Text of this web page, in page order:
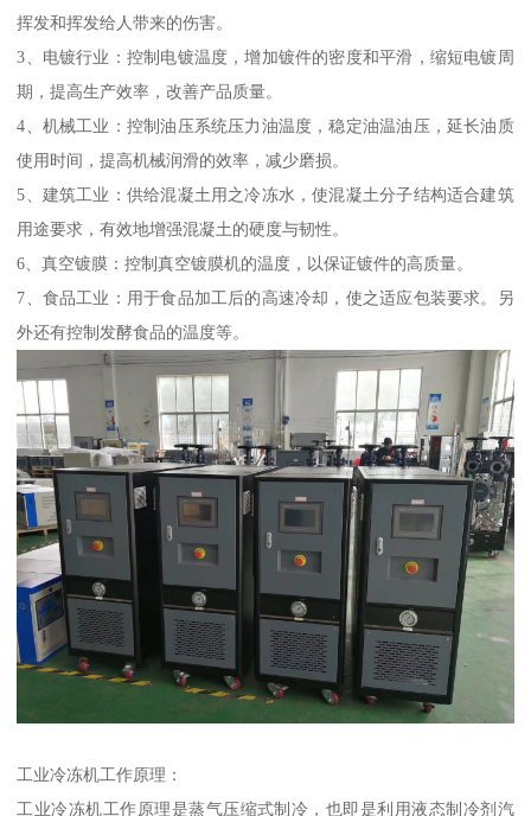
挥发和挥发给人带来的伤害。
3、电镀行业：控制电镀温度，增加镀件的密度和平滑，缩短电镀周
期，提高生产效率，改善产品质量。
4、机械工业：控制油压系统压力油温度，稳定油温油压，延长油质
使用时间，提高机械润滑的效率，减少磨损。
5、建筑工业：供给混凝土用之冷冻水，使混凝土分子结构适合建筑
用途要求，有效地增强混凝土的硬度与韧性。
6、真空镀膜：控制真空镀膜机的温度，以保证镀件的高质量。
7、食品工业：用于食品加工后的高速冷却，使之适应包装要求。另
外还有控制发酵食品的温度等。
工业冷冻机工作原理：
工业冷冻机工作原理是蒸气压缩式制冷，也即是利用液态制冷剂汽